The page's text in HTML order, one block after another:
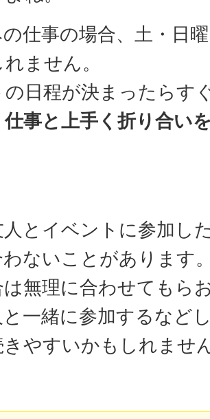
仕事の場合、土・日
ません。
の日程が決まったらす
仕事と上手く折り合い
人とイベントに参加し
わないことがあります
は無理に合わせてもら
一緒に参加するなど
きやすいかもしれませ